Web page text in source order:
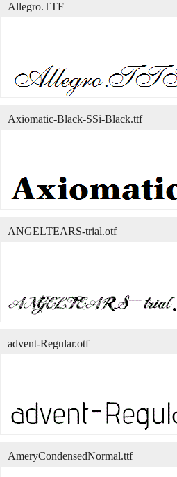
Allegro.TTF
Axiomatic-Black-SSi-Black.ttf
ANGELTEARS-trial.otf
advent-Regular.otf
AmeryCondensedNormal.ttf